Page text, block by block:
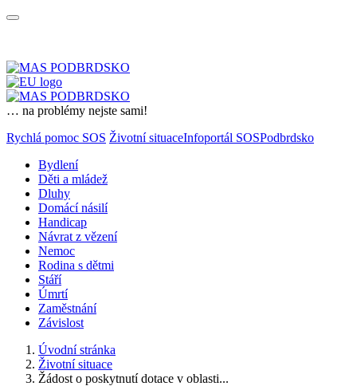
… na problémy nejste sami!
Rychlá pomoc SOS Životní situaceInfoportál SOSPodbrdsko
Bydlení
Děti a mládež
Dluhy
Domácí násilí
Handicap
Návrat z vězení
Nemoc
Rodina s dětmi
Stáří
Úmrtí
Zaměstnání
Závislost
Úvodní stránka
Životní situace
Žádost o poskytnutí dotace v oblasti...